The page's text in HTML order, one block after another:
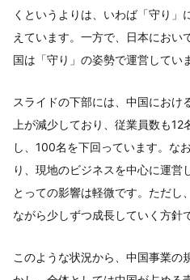
くというよりは、いわば「守り」
えています。一方で、日本におい
国は「守り」の姿勢で運営してい
スライドの下部には、中国におけ
上が減少しており、従業員数も
し、100名を下回っています。な
り、現地のビジネスを中心に運営
とっての影響は軽微です。ただし
ながら少しずつ成長していく方針
このような状況から、中国事業の